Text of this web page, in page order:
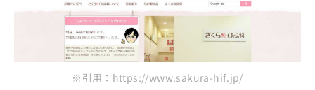
※引用：https://www.sakura-hif.jp/